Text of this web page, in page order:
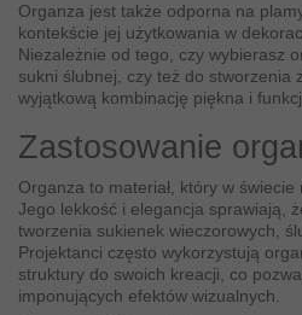
Organza jest także odporna na
kontekście jej użytkowania w
Niezależnie od tego, czy wybierasz
sukni ślubnej, czy też do stworzenia
wyjątkową kombinację piękna i
Zastosowanie
Organza to materiał, który w
Jego lekkość i elegancja sprawiają,
tworzenia sukienek wieczorowych,
Projektanci często wykorzystują
struktury do swoich kreacji, co
imponujących efektów wizualnych.